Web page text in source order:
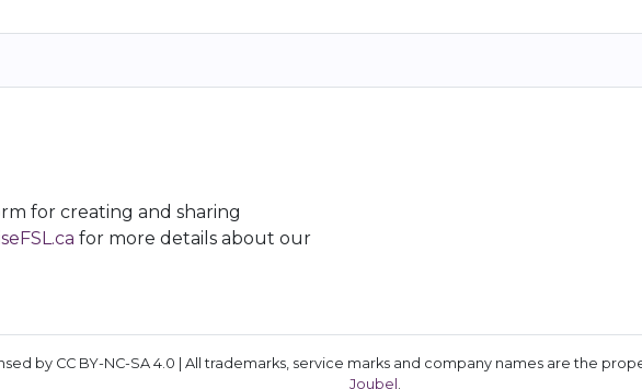
for creating and sharing
for more details about our
by CC BY-NC-SA 4.0 | All trademarks, service marks and company names are the
Joubel .